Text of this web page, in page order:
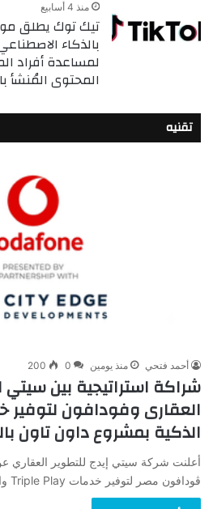
منذ 4 أسابيع
تيك توك يطلق
بالذكاء
لمساعدة أفراد
المحتوى المُنشأ
تقنيه
أحمد فتحي منذ يومين 0
200
شراكة استراتيجية بين سيتي
الذكية بمشروع داون تاون
أعلنت شركة سيتي إيدج للتطوير العقاري
ڤودافون مصر لتوفير خدمات Triple Play والحلول الرقمية الذكية…